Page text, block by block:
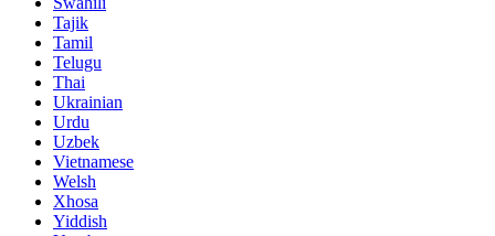
Tajik
Tamil
Telugu
Thai
Ukrainian
Urdu
Uzbek
Vietnamese
Welsh
Xhosa
Yiddish